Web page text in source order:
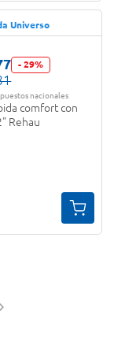
Universo
-29%
nacionales
comfort con
Rehau